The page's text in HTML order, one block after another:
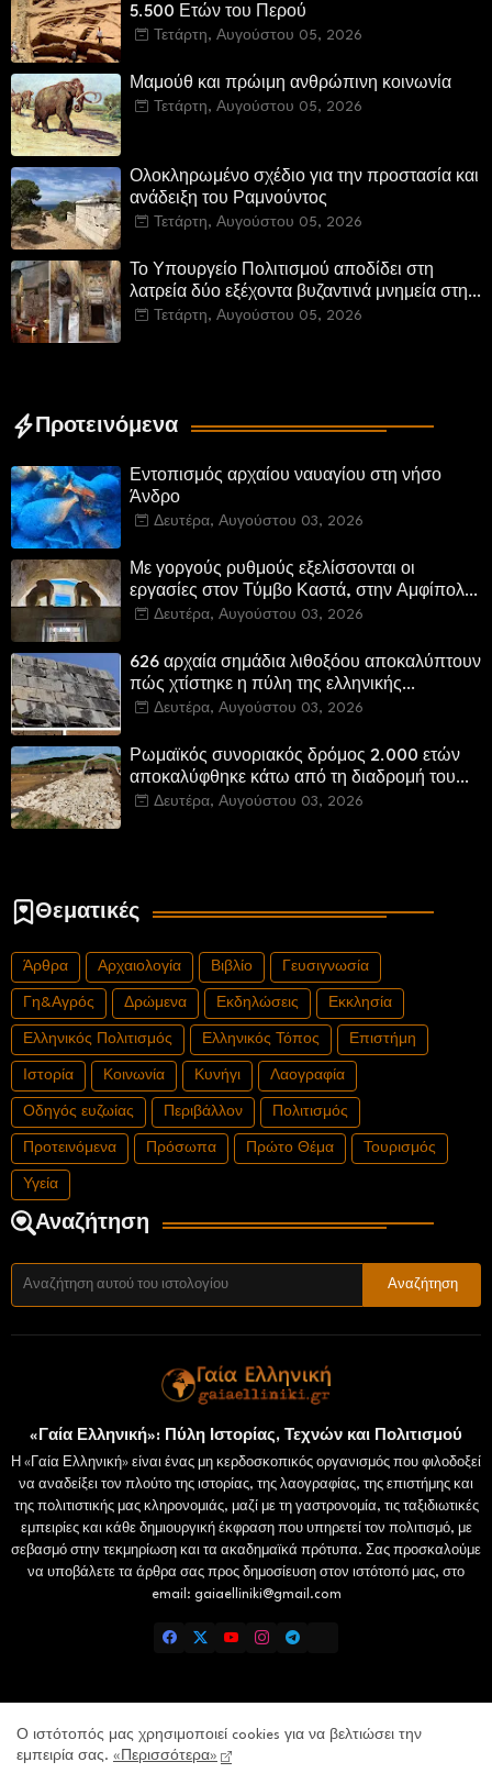
5.500 Ετών του Περού
Τετάρτη, Αυγούστου 05, 2026
Μαμούθ και πρώιμη ανθρώπινη κοινωνία
Τετάρτη, Αυγούστου 05, 2026
Ολοκληρωμένο σχέδιο για την προστασία και
ανάδειξη του Ραμνούντος
Τετάρτη, Αυγούστου 05, 2026
Το Υπουργείο Πολιτισμού αποδίδει στη
λατρεία δύο εξέχοντα βυζαντινά μνημεία στην
Καστοριά και έπεται το αποκαταστημένο
Τετάρτη, Αυγούστου 05, 2026
Προτεινόμενα
Εντοπισμός αρχαίου ναυαγίου στη νήσο
Άνδρο
Δευτέρα, Αυγούστου 03, 2026
Με γοργούς ρυθμούς εξελίσσονται οι
εργασίες στον Τύμβο Καστά, στην Αμφίπολη.
Αποδίδονται μνημεία της πόλης
Δευτέρα, Αυγούστου 03, 2026
626 αρχαία σημάδια λιθοξόου αποκαλύπτουν
πώς χτίστηκε η πύλη της ελληνικής
Πτολεμαΐδας στη Λιβύη
Δευτέρα, Αυγούστου 03, 2026
Ρωμαϊκός συνοριακός δρόμος 2.000 ετών
αποκαλύφθηκε κάτω από τη διαδρομή του
νέου αυτοκινητόδρομου Α8 της Γερμανίας
Δευτέρα, Αυγούστου 03, 2026
Θεματικές
Άρθρα Αρχαιολογία Βιβλίο Γευσιγνωσία
Γη&Αγρός Δρώμενα Εκδηλώσεις Εκκλησία
Ελληνικός Πολιτισμός Ελληνικός Τόπος Επιστήμη
Ιστορία Κοινωνία Κυνήγι Λαογραφία
Οδηγός ευζωίας Περιβάλλον Πολιτισμός
Προτεινόμενα Πρόσωπα Πρώτο Θέμα Τουρισμός
Υγεία
Αναζήτηση
«Γαία Ελληνική»: Πύλη Ιστορίας, Τεχνών και Πολιτισμού
Η «Γαία Ελληνική» είναι ένας μη κερδοσκοπικός οργανισμός που φιλοδοξεί
να αναδείξει τον πλούτο της ιστορίας, της λαογραφίας, της επιστήμης και
της πολιτιστικής μας κληρονομιάς, μαζί με τη γαστρονομία, τις ταξιδιωτικές
εμπειρίες και κάθε δημιουργική έκφραση που υπηρετεί τον πολιτισμό, με
σεβασμό στην τεκμηρίωση και τα ακαδημαϊκά πρότυπα. Σας προσκαλούμε
να υποβάλετε τα άρθρα σας προς δημοσίευση στον ιστότοπό μας, στο
email: gaiaelliniki@gmail.com
Home Επικοινωνία
Πολιτική Απορρήτου
Lamiatimes.gr
Domokosnews.gr
Ο ιστότοπός μας χρησιμοποιεί cookies για να βελτιώσει την
εμπειρία σας. «Περισσότερα»